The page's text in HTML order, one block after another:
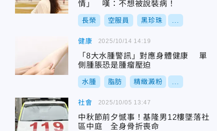
情」 嘆：不想被說裝病！
長榮 空服員 黑珍珠
健康
「8大水腫警訊」對應身體健康 單
側腫脹恐是腫瘤壓迫
水腫 脂肪 精緻澱粉
2025/10/14 14:19
社會
中秋節前夕憾事！基隆男12樓墜落社
區中庭 全身骨折喪命
2025/10/05 13:47